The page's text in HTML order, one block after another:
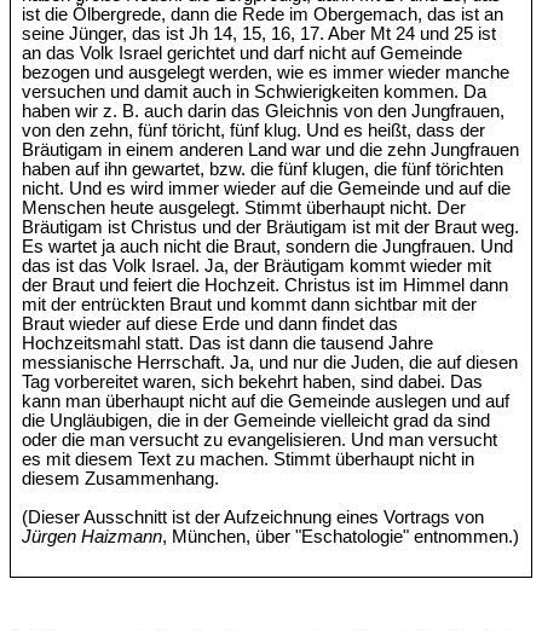
ist die Ölbergrede, dann die Rede im Obergemach, das ist an
seine Jünger, das ist Jh 14, 15, 16, 17. Aber Mt 24 und 25 ist
an das Volk Israel gerichtet und darf nicht auf Gemeinde
bezogen und ausgelegt werden, wie es immer wieder manche
versuchen und damit auch in Schwierigkeiten kommen. Da
haben wir z. B. auch darin das Gleichnis von den Jungfrauen,
von den zehn, fünf töricht, fünf klug. Und es heißt, dass der
Bräutigam in einem anderen Land war und die zehn Jungfrauen
haben auf ihn gewartet, bzw. die fünf klugen, die fünf törichten
nicht. Und es wird immer wieder auf die Gemeinde und auf die
Menschen heute ausgelegt. Stimmt überhaupt nicht. Der
Bräutigam ist Christus und der Bräutigam ist mit der Braut weg.
Es wartet ja auch nicht die Braut, sondern die Jungfrauen. Und
das ist das Volk Israel. Ja, der Bräutigam kommt wieder mit
der Braut und feiert die Hochzeit. Christus ist im Himmel dann
mit der entrückten Braut und kommt dann sichtbar mit der
Braut wieder auf diese Erde und dann findet das
Hochzeitsmahl statt. Das ist dann die tausend Jahre
messianische Herrschaft. Ja, und nur die Juden, die auf diesen
Tag vorbereitet waren, sich bekehrt haben, sind dabei. Das
kann man überhaupt nicht auf die Gemeinde auslegen und auf
die Ungläubigen, die in der Gemeinde vielleicht grad da sind
oder die man versucht zu evangelisieren. Und man versucht
es mit diesem Text zu machen. Stimmt überhaupt nicht in
diesem Zusammenhang.
(Dieser Ausschnitt ist der Aufzeichnung eines Vortrags von
Jürgen Haizmann, München, über "Eschatologie" entnommen.)